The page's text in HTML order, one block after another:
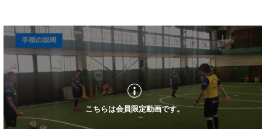
こちらは会員限定動画です。